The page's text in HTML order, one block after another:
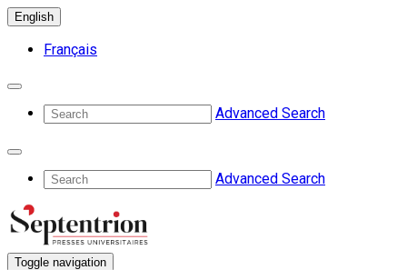
English
Français
Advanced Search
Advanced Search
Toggle navigation